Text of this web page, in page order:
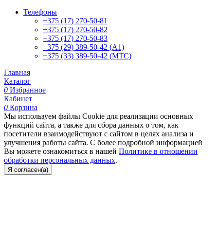
Телефоны
+375 (17) 270-50-81
+375 (17) 270-50-82
+375 (17) 270-50-83
+375 (29) 389-50-42 (А1)
+375 (33) 389-50-42 (МТС)
Главная
Каталог
0 Избранное
Кабинет
0 Корзина
Мы используем файлы Cookie для реализации основных
функций сайта, а также для сбора данных о том, как
посетители взаимодействуют с сайтом в целях анализа и
улучшения работы сайта. С более подробной информацией
Вы можете ознакомиться в нашей Политике в отношении
обработки персональных данных.
Я согласен(а)